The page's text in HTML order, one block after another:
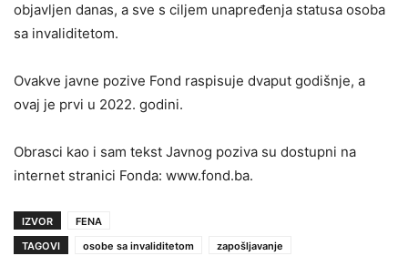
objavljen danas, a sve s ciljem unapređenja statusa osoba
sa invaliditetom.
Ovakve javne pozive Fond raspisuje dvaput godišnje, a
ovaj je prvi u 2022. godini.
Obrasci kao i sam tekst Javnog poziva su dostupni na
internet stranici Fonda: www.fond.ba.
IZVOR
FENA
TAGOVI
osobe sa invaliditetom zapošljavanje